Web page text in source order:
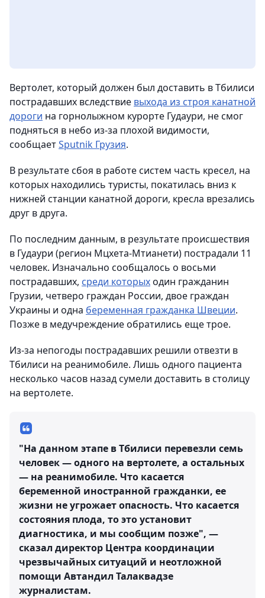
Вертолет, который должен был доставить в Тбилиси
пострадавших вследствие выхода из строя канатной
дороги на горнолыжном курорте Гудаури, не смог
подняться в небо из-за плохой видимости,
сообщаетSputnik Грузия.
В результате сбоя в работе систем часть кресел, на
которых находились туристы, покатилась вниз к
нижней станции канатной дороги, кресла врезались
друг в друга.
По последним данным, в результате происшествия
в Гудаури (регион Мцхета-Мтианети) пострадали 11
человек. Изначально сообщалось о восьми
пострадавших, среди которыходин гражданин
Грузии, четверо граждан России, двое граждан
Украины и одна беременная гражданка Швеции.
Позже в медучреждение обратились еще трое.
Из-за непогоды пострадавших решили отвезти в
Тбилиси на реанимобиле. Лишь одного пациента
несколько часов назад сумели доставить в столицу
на вертолете.
"На данном этапе в Тбилиси перевезли семь
человек — одного на вертолете, а остальных
— на реанимобиле. Что касается
беременной иностранной гражданки, ее
жизни не угрожает опасность. Что касается
состояния плода, то это установит
диагностика, и мы сообщим позже", —
сказал директор Центра координации
чрезвычайных ситуаций и неотложной
помощи Автандил Талаквадзе
журналистам.